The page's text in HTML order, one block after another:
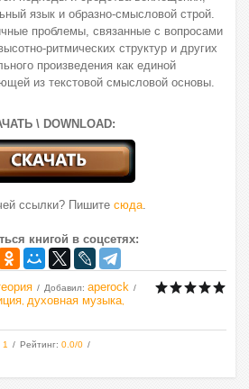
язык и образно-смысловой строй.
проблемы, связанные с вопросами
ритмических структур и других
произведения как единой
из текстовой смысловой основы.
\ DOWNLOAD:
ссылки? Пишите сюда.
книгой в соцсетях:
Добавил: aperock
духовная музыка
1 Рейтинг: 0.0/0